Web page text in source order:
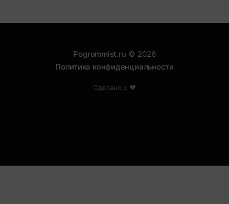
Pogrommist.ru © 2026
Политика конфиденциальности
Сделано с ❤️